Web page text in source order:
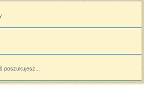
poszukujesz...